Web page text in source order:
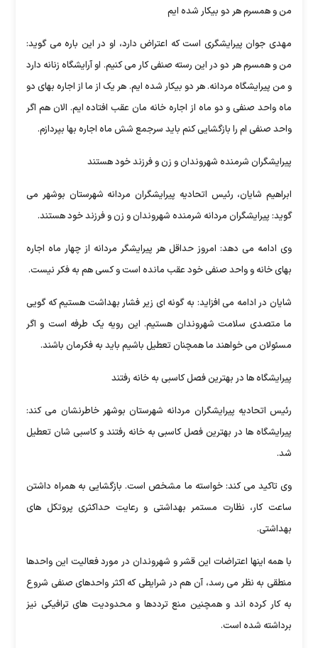
من و همسرم هر دو بیکار شده ایم
مهدی جوان پیرایشگری است که اعتراض دارد، او در این باره می گوید:
من و همسرم هر دو در این رسته صنفی کار می کنیم. او آرایشگاه زنانه دارد
و من پیرایشگاه مردانه. هر دو بیکار شده ایم. هر یک از ما از اجاره بهای دو
ماه واحد صنفی و دو ماه از اجاره خانه مان عقب افتاده ایم. الان هم اگر
واحد صنفی ام را بازگشایی کنم باید سرجمع شش ماه اجاره بها بپردازم.
پیرایشگران شرمنده شهروندان و زن و فرزند خود هستند
ابراهیم شایان، رئیس اتحادیه پیرایشگران مردانه شهرستان بوشهر می
گوید: پیرایشگران مردانه شرمنده شهروندان و زن و فرزند خود هستند.
وی ادامه می دهد: امروز حداقل هر پیرایشگر مردانه از چهار ماه اجاره
بهای خانه و واحد صنفی خود عقب مانده است و کسی هم به فکر نیست.
شایان در ادامه می افزاید: به گونه ای زیر فشار بهداشت هستیم که گویی
ما متصدی سلامت شهروندان هستیم. این رویه یک طرفه است و اگر
مسئولان می خواهند ما همچنان تعطیل باشیم باید به فکرمان باشند.
پیرایشگاه ها در بهترین فصل کاسبی به خانه رفتند
رئیس اتحادیه پیرایشگران مردانه شهرستان بوشهر خاطرنشان می کند:
پیرایشگاه ها در بهترین فصل کاسبی به خانه رفتند و کاسبی شان تعطیل
شد.
وی تاکید می کند: خواسته ما مشخص است. بازگشایی به همراه داشتن
ساعت کار، نظارت مستمر بهداشتی و رعایت حداکثری پروتکل های
بهداشتی.
با همه اینها اعتراضات این قشر و شهروندان در مورد فعالیت این واحدها
منطقی به نظر می رسد، آن هم در شرایطی که اکثر واحدهای صنفی شروع
به کار کرده اند و همچنین منع ترددها و محدودیت های ترافیکی نیز
برداشته شده است.